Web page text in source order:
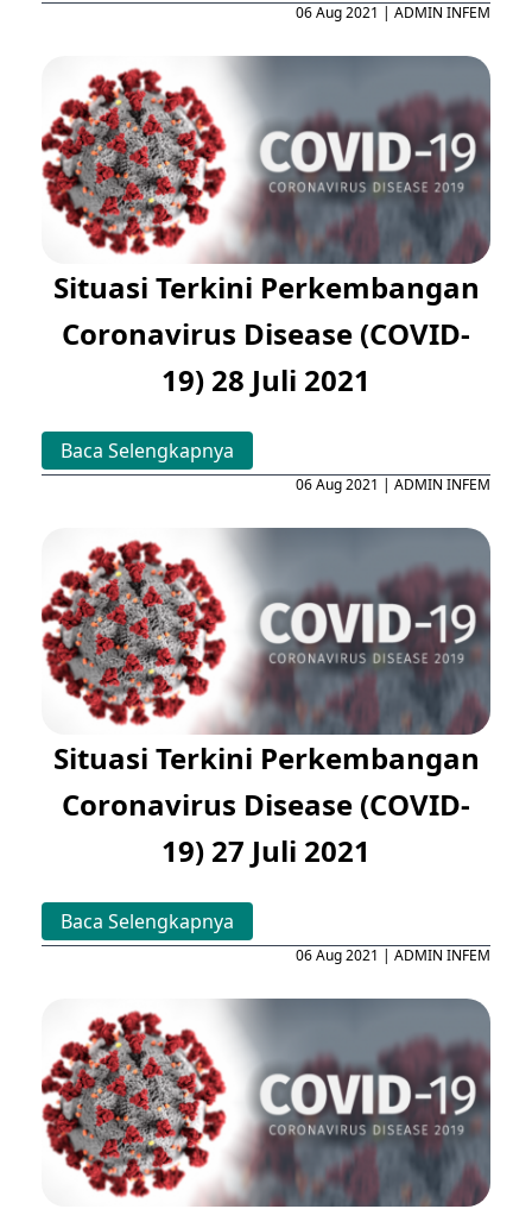
06 Aug 2021 | ADMIN INFEM
Situasi Terkini Perkembangan
Coronavirus Disease (COVID-
19) 28 Juli 2021
Baca Selengkapnya
06 Aug 2021 | ADMIN INFEM
Situasi Terkini Perkembangan
Coronavirus Disease (COVID-
19) 27 Juli 2021
Baca Selengkapnya
06 Aug 2021 | ADMIN INFEM